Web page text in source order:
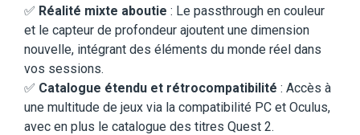
✅ Réalité mixte aboutie : Le passthrough en couleur
et le capteur de profondeur ajoutent une dimension
nouvelle, intégrant des éléments du monde réel dans
vos sessions.
✅ Catalogue étendu et rétrocompatibilité : Accès à
une multitude de jeux via la compatibilité PC et Oculus,
avec en plus le catalogue des titres Quest 2.